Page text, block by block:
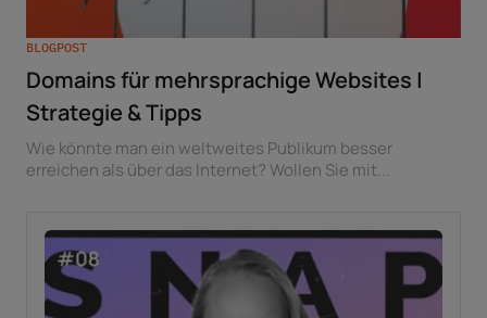
BLOGPOST
Domains für mehrsprachige Websites |
Strategie & Tipps
Wie könnte man ein weltweites Publikum besser
erreichen als über das Internet? Wollen Sie mit...